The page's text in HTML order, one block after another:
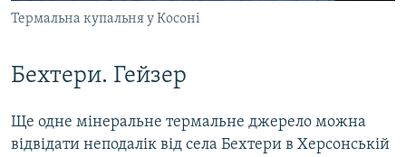
Термальна купальня у Косоні
Бехтери. Гейзер
Ще одне мінеральне термальне джерело можна
відвідати неподалік від села Бехтери в Херсонській